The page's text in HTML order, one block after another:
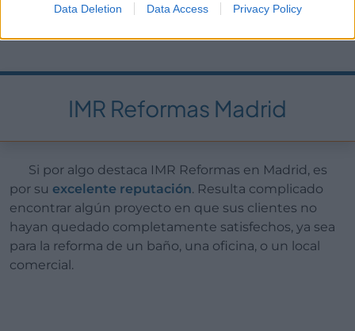
Data Deletion Data Access Privacy Policy
IMR Reformas Madrid
Si por algo destaca IMR Reformas en Madrid, es
por su excelente reputación. Resulta complicado
encontrar algún proyecto en que sus clientes no
hayan quedado completamente satisfechos, ya sea
para la reforma de un baño, una oficina, o un local
comercial.